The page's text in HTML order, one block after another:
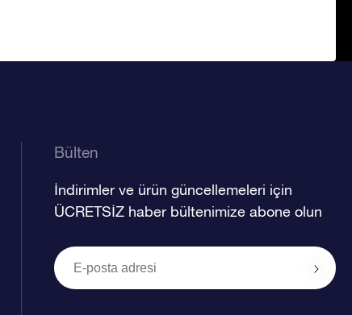
Bülten
İndirimler ve ürün güncellemeleri için
ÜCRETSİZ haber bültenimize abone olun